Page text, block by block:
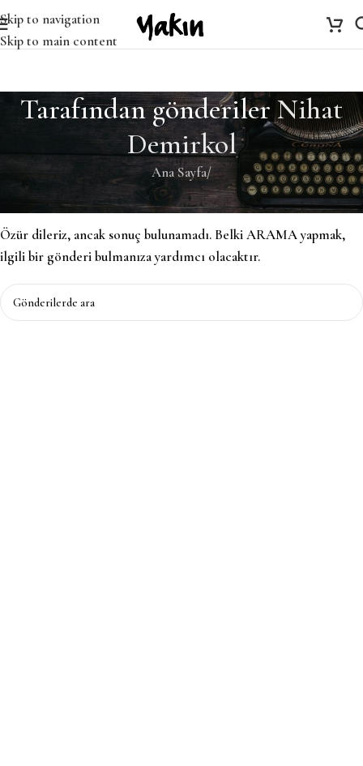
Skip to navigation
Skip to main content
Tarafından gönderilerNihat
Demirkol
Ana Sayfa/
Özür dileriz, ancak sonuç bulunamadı. Belki ARAMA yapmak,
ilgili bir gönderi bulmanıza yardımcı olacaktır.